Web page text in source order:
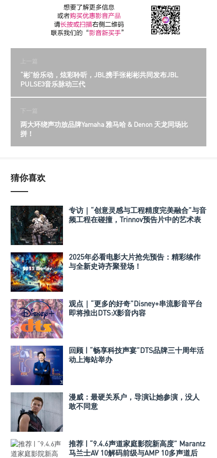
上一篇
“彬”纷乐动，炫彩聆听，JBL携手张彬彬共同发布JBL
PULSE3音乐脉动三代
下一篇
两大环绕声功放品牌Yamaha 雅马哈 & Denon 天龙同场比
拼！
猜你喜欢
专访｜“创意灵感与工程精度完美融合”与音
频工程在碰撞，Trinnov预告片中的艺术表
2025年必看电影大片抢先预告：精彩续作
与全新史诗齐聚登场！
观点｜“更多的好奇”Disney+串流影音平台
即将推出DTS:X影音内容
回顾 | “畅享科技声宴”DTS品牌三十周年活
动上海站举办
漫威：最硬关系户，导演让她参演，没人
敢不同意
推荐 | “9.4.6声道家庭影院新高度” Marantz
马兰士AV 10解码前级与AMP 10多声道后